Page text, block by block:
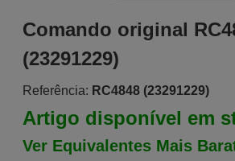
Comando original
(23291229)
Referência: RC4848 (23291229)
Artigo disponível em
Ver Equivalentes Mais